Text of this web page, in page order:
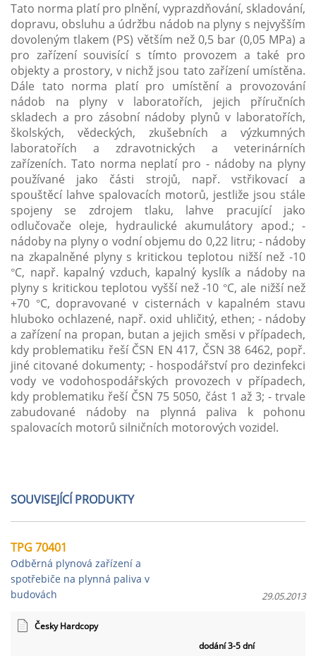
Tato norma platí pro plnění, vyprazdňování, skladování,
dopravu, obsluhu a údržbu nádob na plyny s nejvyšším
dovoleným tlakem (PS) větším než 0,5 bar (0,05 MPa) a
pro zařízení souvisící s tímto provozem a také pro
objekty a prostory, v nichž jsou tato zařízení umístěna.
Dále tato norma platí pro umístění a provozování
nádob na plyny v laboratořích, jejich příručních
skladech a pro zásobní nádoby plynů v laboratořích,
školských, vědeckých, zkušebních a výzkumných
laboratořích a zdravotnických a veterinárních
zařízeních. Tato norma neplatí pro - nádoby na plyny
používané jako části strojů, např. vstřikovací a
spouštěcí lahve spalovacích motorů, jestliže jsou stále
spojeny se zdrojem tlaku, lahve pracující jako
odlučovače oleje, hydraulické akumulátory apod.; -
nádoby na plyny o vodní objemu do 0,22 litru; - nádoby
na zkapalněné plyny s kritickou teplotou nižší než -10
°C, např. kapalný vzduch, kapalný kyslík a nádoby na
plyny s kritickou teplotou vyšší než -10 °C, ale nižší než
+70 °C, dopravované v cisternách v kapalném stavu
hluboko ochlazené, např. oxid uhličitý, ethen; - nádoby
a zařízení na propan, butan a jejich směsi v případech,
kdy problematiku řeší ČSN EN 417, ČSN 38 6462, popř.
jiné citované dokumenty; - hospodářství pro dezinfekci
vody ve vodohospodářských provozech v případech,
kdy problematiku řeší ČSN 75 5050, část 1 až 3; - trvale
zabudované nádoby na plynná paliva k pohonu
spalovacích motorů silničních motorových vozidel.
SOUVISEJÍCÍ PRODUKTY
TPG 70401
Odběrná plynová zařízení a
spotřebiče na plynná paliva v
budovách
29.05.2013
Česky Hardcopy
dodání 3-5 dní